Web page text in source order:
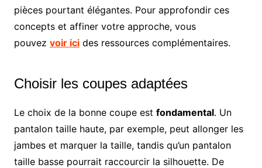
pièces pourtant élégantes. Pour approfondir ces
concepts et affiner votre approche, vous
pouvez voir icides ressources complémentaires.
Choisir les coupes adaptées
Le choix de la bonne coupe est fondamental. Un
pantalon taille haute, par exemple, peut allonger les
jambes et marquer la taille, tandis qu’un pantalon
taille basse pourrait raccourcir la silhouette. De